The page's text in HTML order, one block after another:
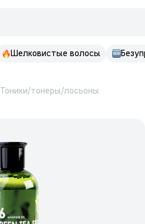
Шелковистые волосы
Тоники/тонеры/лосьоны